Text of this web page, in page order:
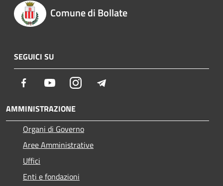
Comune di Bollate
SEGUICI SU
Facebook YoutubeInstagram
AMMINISTRAZIONE
Organi di Governo
Aree Amministrative
Uffici
Enti e fondazioni